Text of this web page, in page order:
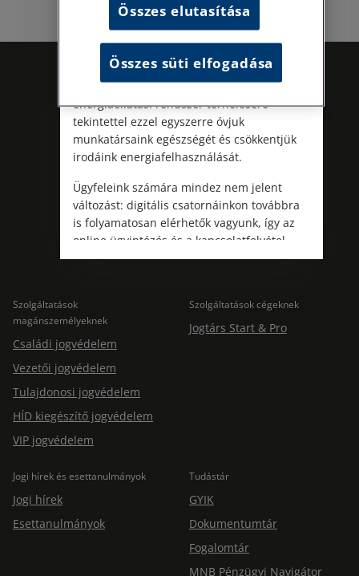
Kövess minket!
Szolgáltatások
magánszemélyeknek
Családi jogvédelem
Vezetői jogvédelem
Tulajdonosi jogvédelem
HÍD kiegészítő jogvédelem
VIP jogvédelem
Szolgáltatások cégeknek
Jogtárs Start & Pro
Jogi hírek és esettanulmányok
Jogi hírek
Esettanulmányok
Tudástár
GYIK
Dokumentumtár
Fogalomtár
MNB Pénzügyi Navigátor
Az energiatudatos és fenntartható
működés iránti elkötelezettségünk
részeként augusztus 8-án, szombaton
irodamentes, home office munkanapot
tartunk. A rendkívüli hőségre és az
energiaellátási rendszer terhelésére
tekintettel ezzel egyszerre óvjuk
munkatársaink egészségét és csökkentjük
irodáink energiafelhasználását.
Ügyfeleink számára mindez nem jelent
változást: digitális csatornáinkon továbbra
is folyamatosan elérhetők vagyunk, így az
online ügyintézés és a kapcsolatfelvétel
változatlanul biztosított.
Összes elutasítása
Összes süti elfogadása